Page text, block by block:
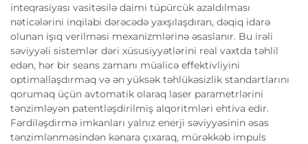
inteqrasiyası vasitəsilə daimi tüpürcük azaldılması
nəticələrini inqilabi dərəcədə yaxşılaşdıran, dəqiq idarə
olunan işıq verilməsi mexanizmlərinə əsaslanır. Bu irəli
səviyyəli sistemlər dəri xüsusiyyətlərini real vaxtda təhlil
edən, hər bir seans zamanı müalicə effektivliyini
optimallaşdırmaq və ən yüksək təhlükəsizlik standartlarını
qorumaq üçün avtomatik olaraq laser parametrlərini
tənzimləyən patentləşdirilmiş alqoritmləri ehtiva edir.
Fərdiləşdirmə imkanları yalnız enerji səviyyəsinin əsas
tənzimlənməsindən kənara çıxaraq, mürəkkəb impuls